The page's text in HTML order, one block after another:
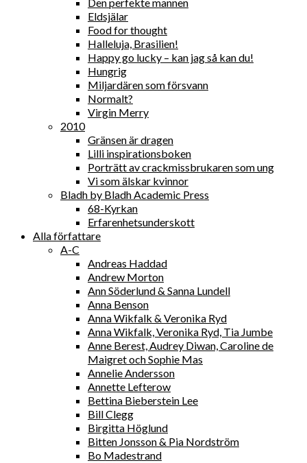
Eldsjälar
Food for thought
Halleluja, Brasilien!
Happy go lucky – kan jag så kan du!
Hungrig
Miljardären som försvann
Normalt?
Virgin Merry
2010
Gränsen är dragen
Lilli inspirationsboken
Porträtt av crackmissbrukaren som ung
Vi som älskar kvinnor
Bladh by Bladh Academic Press
68-Kyrkan
Erfarenhetsunderskott
Alla författare
A-C
Andreas Haddad
Andrew Morton
Ann Söderlund & Sanna Lundell
Anna Benson
Anna Wikfalk & Veronika Ryd
Anna Wikfalk, Veronika Ryd, Tia Jumbe
Anne Berest, Audrey Diwan, Caroline de
Maigret och Sophie Mas
Annelie Andersson
Annette Lefterow
Bettina Bieberstein Lee
Bill Clegg
Birgitta Höglund
Bitten Jonsson & Pia Nordström
Bo Madestrand